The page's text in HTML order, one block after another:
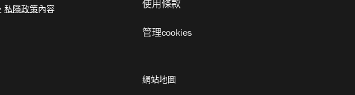
私隱政策內容
使用條款
管理cookies
網站地圖